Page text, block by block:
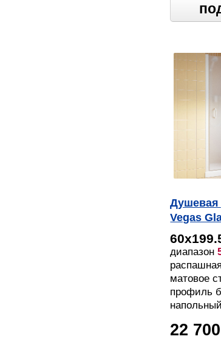
Душевая
Vegas
01 10 R
белый,
диапазон
матовое
профиль
22 700